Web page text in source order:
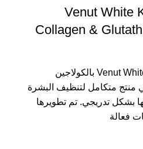
Venut White
Collagen &
صابونة Venut White Kojic بالكولاجين
منتج متكامل لتنظيف البشرة
بشكل تدريجي. تم تطويرها
فعالة